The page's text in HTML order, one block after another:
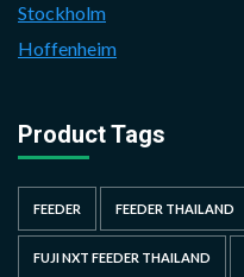
Stockholm
Hoffenheim
Product Tags
FEEDER FEEDER THAILAND
FUJI NXT FEEDER THAILAND